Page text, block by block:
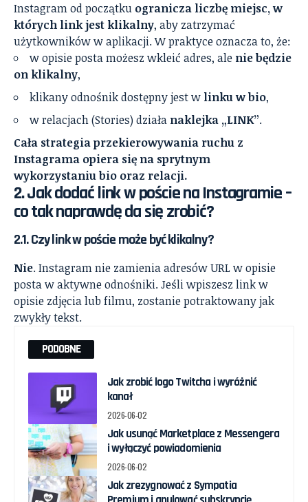
Instagram od początku ogranicza liczbę miejsc, w
których link jest klikalny, aby zatrzymać
użytkowników w aplikacji. W praktyce oznacza to, że:
w opisie posta możesz wkleić adres, ale nie będzie
on klikalny,
klikany odnośnik dostępny jest w linku w bio,
w relacjach (Stories) działa naklejka „LINK”.
Cała strategia przekierowywania ruchu z
Instagrama opiera się na sprytnym
wykorzystaniu bio oraz relacji.
2. Jak dodać link w poście na Instagramie –
co tak naprawdę da się zrobić?
2.1. Czy link w poście może być klikalny?
Nie. Instagram nie zamienia adresów URL w opisie
posta w aktywne odnośniki. Jeśli wpiszesz link w
opisie zdjęcia lub filmu, zostanie potraktowany jak
zwykły tekst.
PODOBNE
Jak zrobić logo Twitcha i wyróżnić
kanał
2026-06-02
Jak usunąć Marketplace z Messengera
i wyłączyć powiadomienia
2026-06-02
Jak zrezygnować z Sympatia